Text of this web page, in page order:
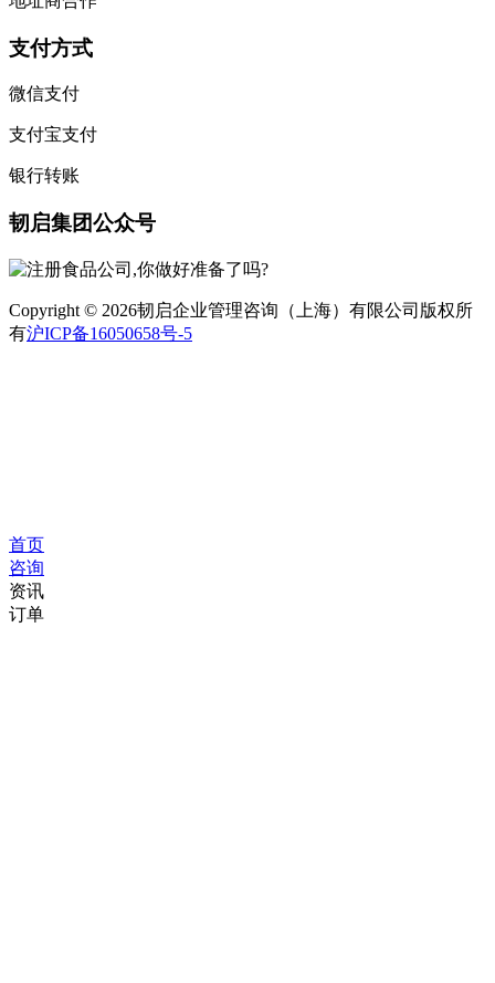
支付方式
微信支付
支付宝支付
银行转账
韧启集团公众号
Copyright © 2026韧启企业管理咨询（上海）有限公司版权所
有沪ICP备16050658号-5
首页
咨询
资讯
订单